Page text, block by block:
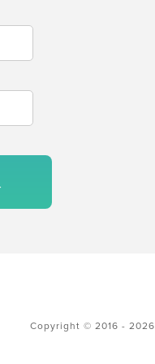
Copyright © 2016 - 2026